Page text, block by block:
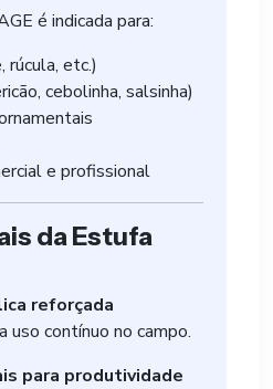
é indicada para:
etc.)
cebolinha, salsinha)
e profissional
da Estufa
reforçada
uso contínuo no campo.
para produtividade